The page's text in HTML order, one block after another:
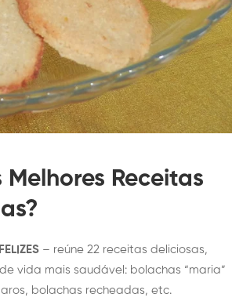
Receitas
– reúne 22 receitas deliciosas,
vida mais saudável: bolachas “maria”
bolachas recheadas, etc.